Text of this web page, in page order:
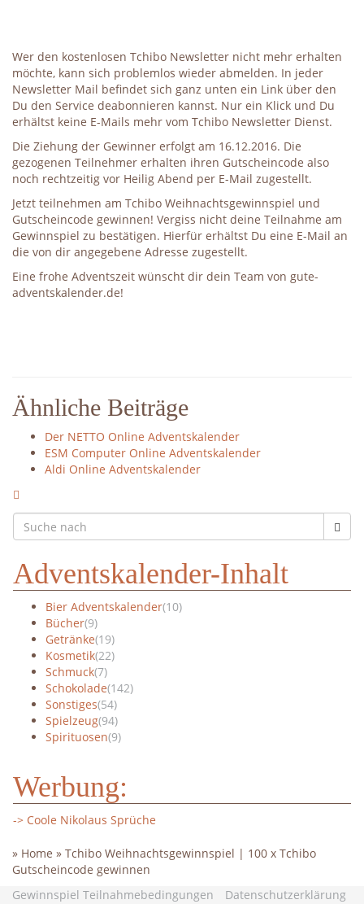
Wer den kostenlosen Tchibo Newsletter nicht mehr erhalten
möchte, kann sich problemlos wieder abmelden. In jeder
Newsletter Mail befindet sich ganz unten ein Link über den
Du den Service deabonnieren kannst. Nur ein Klick und Du
erhältst keine E-Mails mehr vom Tchibo Newsletter Dienst.
Die Ziehung der Gewinner erfolgt am 16.12.2016. Die
gezogenen Teilnehmer erhalten ihren Gutscheincode also
noch rechtzeitig vor Heilig Abend per E-Mail zugestellt.
Jetzt teilnehmen am Tchibo Weihnachtsgewinnspiel und
Gutscheincode gewinnen! Vergiss nicht deine Teilnahme am
Gewinnspiel zu bestätigen. Hierfür erhältst Du eine E-Mail an
die von dir angegebene Adresse zugestellt.
Eine frohe Adventszeit wünscht dir dein Team von gute-
adventskalender.de!
Ähnliche Beiträge
Der NETTO Online Adventskalender
ESM Computer Online Adventskalender
Aldi Online Adventskalender
Adventskalender-Inhalt
Bier Adventskalender(10)
Bücher(9)
Getränke(19)
Kosmetik(22)
Schmuck(7)
Schokolade(142)
Sonstiges(54)
Spielzeug(94)
Spirituosen(9)
Werbung:
-> Coole Nikolaus Sprüche
» Home » Tchibo Weihnachtsgewinnspiel | 100 x Tchibo
Gutscheincode gewinnen
Gewinnspiel Teilnahmebedingungen
Datenschutzerklärung